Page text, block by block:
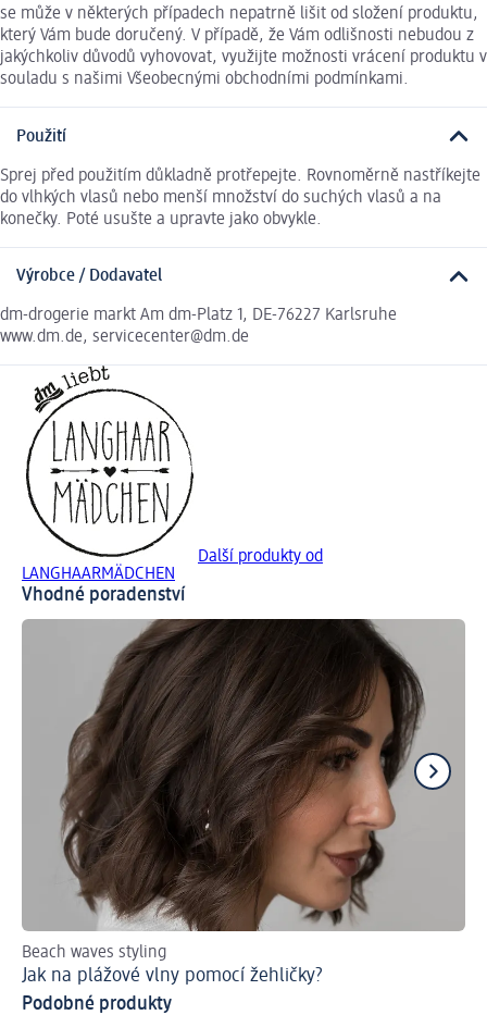
se může v některých případech nepatrně lišit od složení produktu,
který Vám bude doručený. V případě, že Vám odlišnosti nebudou z
jakýchkoliv důvodů vyhovovat, využijte možnosti vrácení produktu v
souladu s našimi Všeobecnými obchodními podmínkami.
Použití
Sprej před použitím důkladně protřepejte. Rovnoměrně nastříkejte
do vlhkých vlasů nebo menší množství do suchých vlasů a na
konečky. Poté usušte a upravte jako obvykle.
Výrobce / Dodavatel
dm-drogerie markt Am dm-Platz 1, DE-76227 Karlsruhe
www.dm.de, servicecenter@dm.de
Další produkty od
LANGHAARMÄDCHEN
Vhodné poradenství
Beach waves styling
Jak na plážové vlny pomocí žehličky?
Podobné produkty